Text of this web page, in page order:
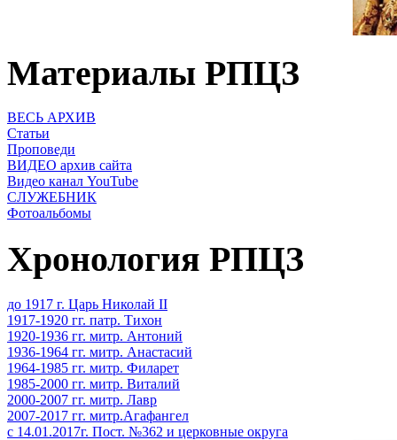
Материалы РПЦЗ
ВЕСЬ АРХИВ
Статьи
Проповеди
ВИДЕО архив сайта
Видео канал YouTube
СЛУЖЕБНИК
Фотоальбомы
Хронология РПЦЗ
до 1917 г. Царь Николай II
1917-1920 гг. патр. Тихон
1920-1936 гг. митр. Антоний
1936-1964 гг. митр. Анастасий
1964-1985 гг. митр. Филарет
1985-2000 гг. митр. Виталий
2000-2007 гг. митр. Лавр
2007-2017 гг. митр.Агафангел
с 14.01.2017г. Пост. №362 и церковные округа